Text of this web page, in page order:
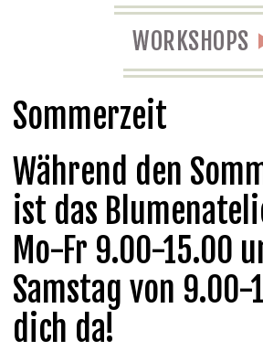
WORKSHOPS
Sommerzeit
Während den
ist das
Mo-Fr 9.00-15.00
Samstag von
dich da!